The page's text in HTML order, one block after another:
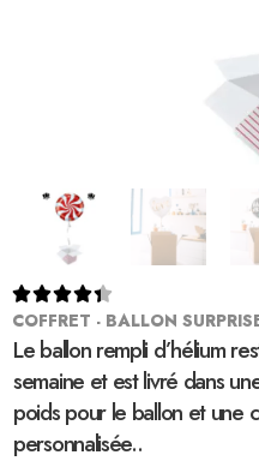

COFFRET - BALLON
Le ballon rempli d’hélium
semaine et est livré dans
poids pour le ballon et une
personnalisée..